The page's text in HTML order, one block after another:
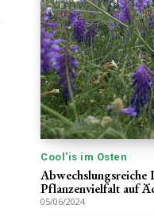
Cool'is im Osten
Abwechslungsreiche
Pflanzenvielfalt auf
05/06/2024